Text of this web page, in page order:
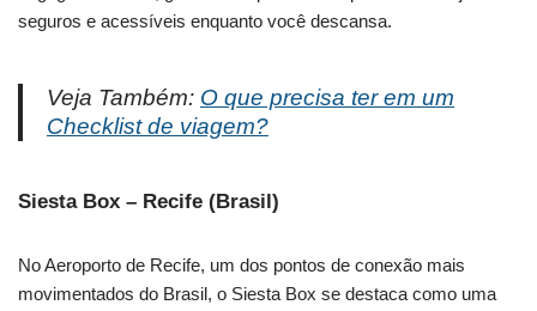
seguros e acessíveis enquanto você descansa.
Veja Também: O que precisa ter em um
Checklist de viagem?
Siesta Box – Recife (Brasil)
No Aeroporto de Recife, um dos pontos de conexão mais
movimentados do Brasil, o Siesta Box se destaca como uma